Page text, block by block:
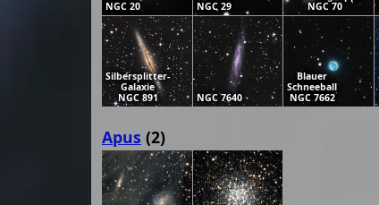
NGC 20 NGC 29
NGC 70
Silbersplitter-
Galaxie
NGC 891
NGC 7640
Blauer
Schneeball
NGC 7662
Apus (2)